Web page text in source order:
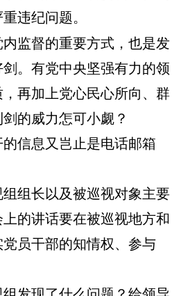
违纪问题。
监督的重要方式，也是发
。有党中央坚强有力的领
再加上党心民心所向、群
的威力怎可小觑？
信息又岂止是电话邮箱
组长以及被巡视对象主要
的讲话要在被巡视地方和
员干部的知情权、参与